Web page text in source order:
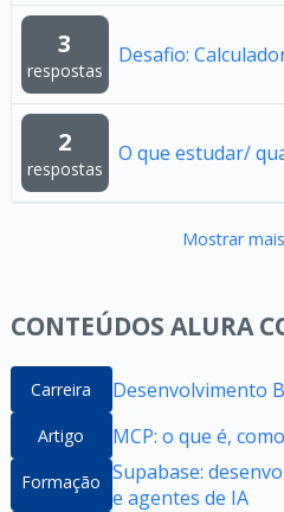
3
respostas
Desafio:
2
respostas
O que estudar/
Mostrar
CONTEÚDOS ALURA
Carreira Desenvolvimento
Artigo MCP: o que é,
Formação Supabase:
e agentes de IA